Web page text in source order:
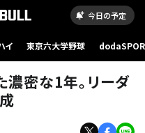
今日の予定
イ 東京六大学野球
濃密な1年。リーダ